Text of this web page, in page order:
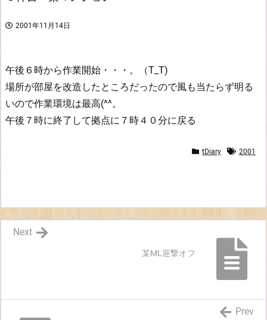
2001年11月14日
午後６時から作業開始・・・。（T_T)
場所が部屋を改造したところだったので風も当たらず明る
いので作業環境は最高(^^。
午後７時に終了して拠点に７時４０分に戻る
tDiary 2001
某ML迎撃オフ
Next
Prev